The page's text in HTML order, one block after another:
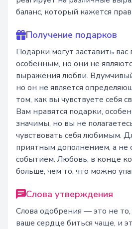
баланс, который кажется
Получение подарков
Подарки могут заставить вас
особенным, но они не
выражения любви.
но он не является
том, как вы чувствуете себя
Вам нравятся подарки,
значимы, но вы не
чувствовать себя любимым.
приятным дополнением, а не
событием. Любовь, в конце
больше, чем то, что можно
Слова утверждения
Слова одобрения — это не то,
ваше сердце биться чаще, и